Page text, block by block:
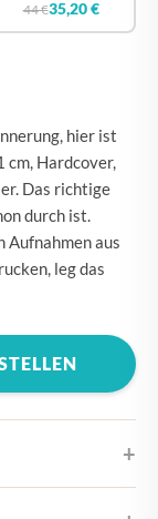
44 €35,20 €
hier ist
cm, Hardcover,
Das richtige
durch ist.
Aufnahmen aus
leg das